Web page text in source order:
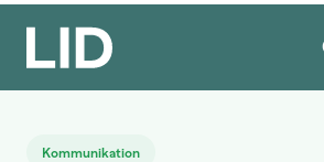
Kommunikation